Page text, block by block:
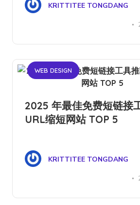
KRITTITEE TONGDANG
WEB DESIGN
2025 年最佳免费短链接
URL缩短网站 TOP 5
KRITTITEE TONGDANG